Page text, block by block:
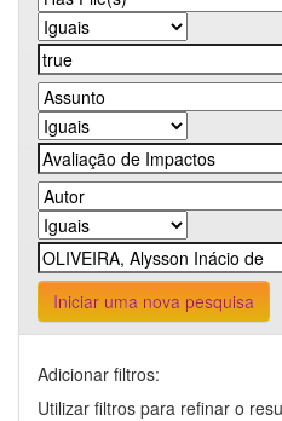
Iniciar uma nova pesquisa
Adicionar filtros:
Utilizar filtros para refinar o